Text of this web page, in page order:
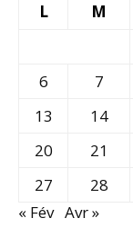
L
M
6
7
13
14
20
21
27
28
« Fév Avr »